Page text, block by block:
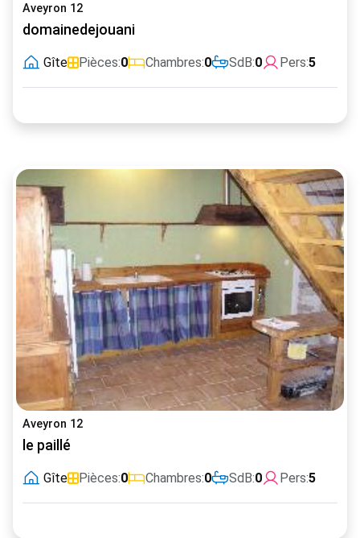
Aveyron 12
domainedejouani
Gîte Pièces:0 Chambres:0 SdB:0 Pers:5
Aveyron 12
le paillé
Gîte Pièces:0 Chambres:0 SdB:0 Pers:5